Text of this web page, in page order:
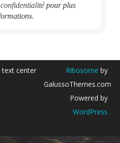
pour plus
text center Ribosome by
GalussoThemes.com
Powered by
WordPress